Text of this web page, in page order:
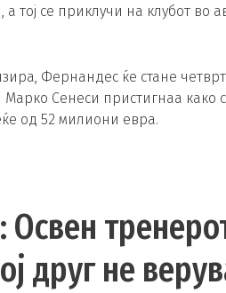
тој се приклучи на клубот во
Фернандес ќе стане
Сенеси пристигнаа како
од 52 милиони евра.
Освен
друг не